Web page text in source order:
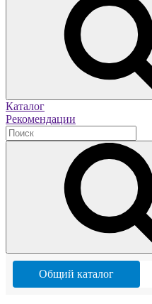
Каталог
Рекомендации
Общий каталог